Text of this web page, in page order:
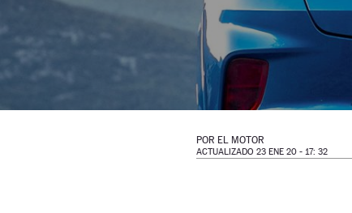
POR EL MOTOR
ACTUALIZADO 23 ENE 20 - 17: 32